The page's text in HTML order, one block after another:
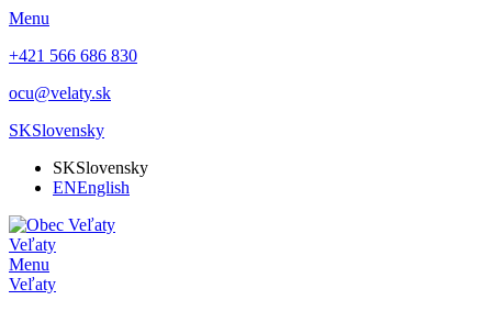
Menu
+421 566 686 830
ocu@velaty.sk
SKSlovensky
SKSlovensky
ENEnglish
Veľaty
Menu
Veľaty